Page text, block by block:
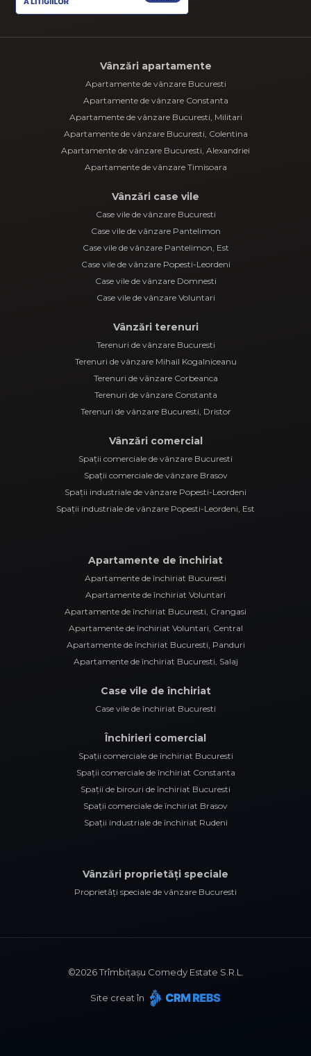
Vânzări apartamente
Apartamente de vânzare Bucuresti
Apartamente de vânzare Constanta
Apartamente de vânzare Bucuresti, Militari
Apartamente de vânzare Bucuresti, Colentina
Apartamente de vânzare Bucuresti, Alexandriei
Apartamente de vânzare Timisoara
Vânzări case vile
Case vile de vânzare Bucuresti
Case vile de vânzare Pantelimon
Case vile de vânzare Pantelimon, Est
Case vile de vânzare Popesti-Leordeni
Case vile de vânzare Domnesti
Case vile de vânzare Voluntari
Vânzări terenuri
Terenuri de vânzare Bucuresti
Terenuri de vânzare Mihail Kogalniceanu
Terenuri de vânzare Corbeanca
Terenuri de vânzare Constanta
Terenuri de vânzare Bucuresti, Dristor
Vânzări comercial
Spații comerciale de vânzare Bucuresti
Spații comerciale de vânzare Brasov
Spații industriale de vânzare Popesti-Leordeni
Spații industriale de vânzare Popesti-Leordeni, Est
Apartamente de închiriat
Apartamente de închiriat Bucuresti
Apartamente de închiriat Voluntari
Apartamente de închiriat Bucuresti, Crangasi
Apartamente de închiriat Voluntari, Central
Apartamente de închiriat Bucuresti, Panduri
Apartamente de închiriat Bucuresti, Salaj
Case vile de închiriat
Case vile de închiriat Bucuresti
Închirieri comercial
Spații comerciale de închiriat Bucuresti
Spații comerciale de închiriat Constanta
Spații de birouri de închiriat Bucuresti
Spații comerciale de închiriat Brasov
Spații industriale de închiriat Rudeni
Vânzări proprietăți speciale
Proprietăți speciale de vânzare Bucuresti
©2026Trîmbițașu Comedy Estate S.R.L.
Site creat în